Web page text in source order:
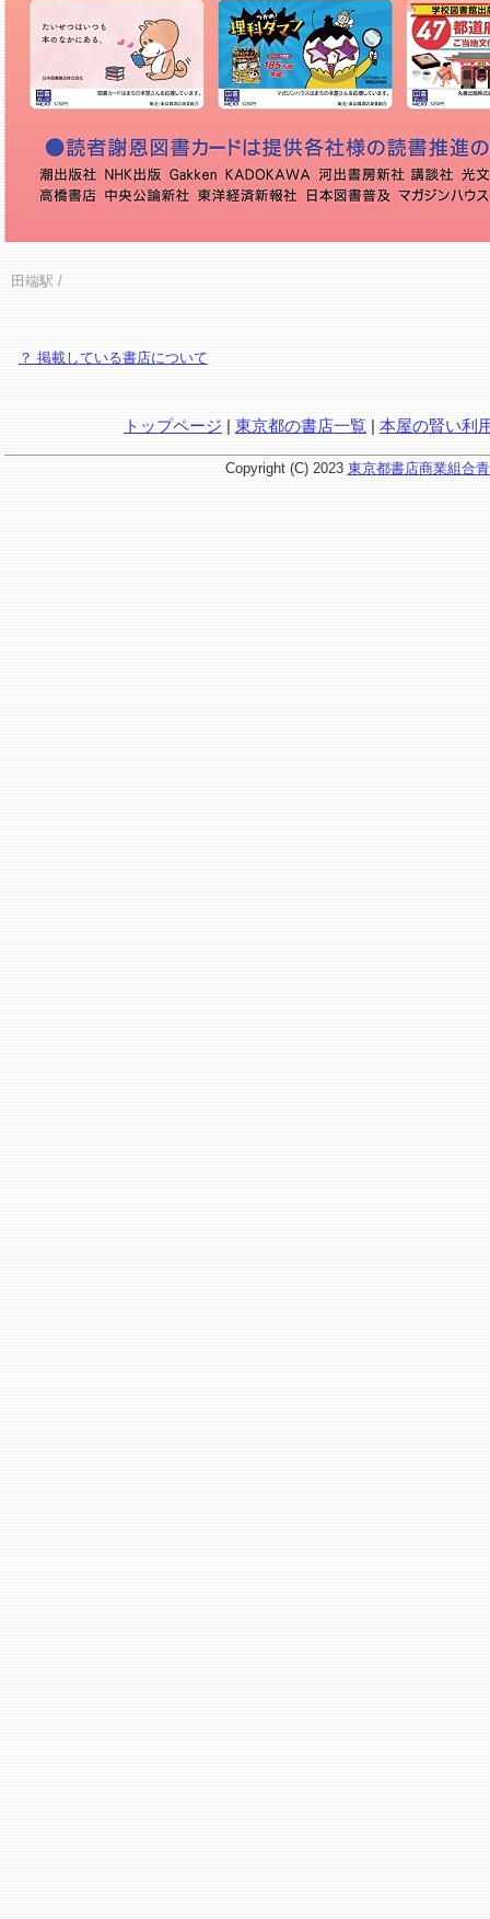
田端駅 /
？ 掲載している書店について
トップページ | 東京都の書店一覧 | 本屋の賢い利
Copyright (C) 2023 東京都書店商業組合